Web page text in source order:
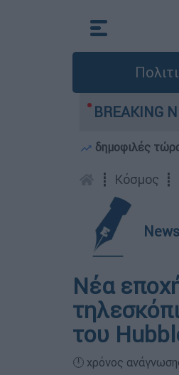
BREAKING
Κυψέλη: Οι
δημοφιλές
┋ Κόσμος ┋
Νέα
του
🕛 χρόνος